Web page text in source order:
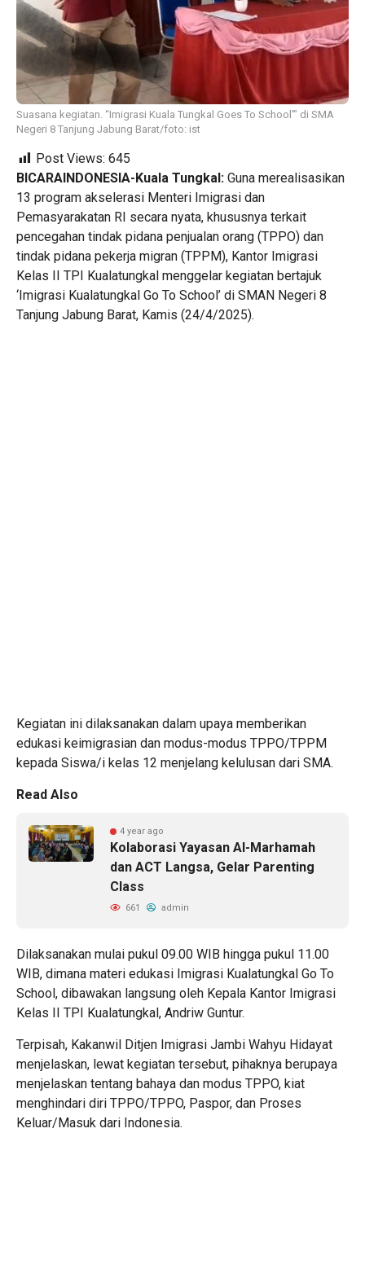
Suasana kegiatan. “Imigrasi Kuala Tungkal Goes To School'” di SMA
Negeri 8 Tanjung Jabung Barat/foto: ist
Post Views: 645
BICARAINDONESIA-Kuala Tungkal: Guna merealisasikan
13 program akselerasi Menteri Imigrasi dan
Pemasyarakatan RI secara nyata, khususnya terkait
pencegahan tindak pidana penjualan orang (TPPO) dan
tindak pidana pekerja migran (TPPM), Kantor Imigrasi
Kelas II TPI Kualatungkal menggelar kegiatan bertajuk
‘Imigrasi Kualatungkal Go To School’ di SMAN Negeri 8
Tanjung Jabung Barat, Kamis (24/4/2025).
Kegiatan ini dilaksanakan dalam upaya memberikan
edukasi keimigrasian dan modus-modus TPPO/TPPM
kepada Siswa/i kelas 12 menjelang kelulusan dari SMA.
Read Also
4 year ago
Kolaborasi Yayasan Al-Marhamah
dan ACT Langsa, Gelar Parenting
Class
661 admin
Dilaksanakan mulai pukul 09.00 WIB hingga pukul 11.00
WIB, dimana materi edukasi Imigrasi Kualatungkal Go To
School, dibawakan langsung oleh Kepala Kantor Imigrasi
Kelas II TPI Kualatungkal, Andriw Guntur.
Terpisah, Kakanwil Ditjen Imigrasi Jambi Wahyu Hidayat
menjelaskan, lewat kegiatan tersebut, pihaknya berupaya
menjelaskan tentang bahaya dan modus TPPO, kiat
menghindari diri TPPO/TPPO, Paspor, dan Proses
Keluar/Masuk dari Indonesia.